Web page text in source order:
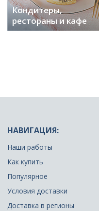
Кондитеры,
рестораны и кафе
НАВИГАЦИЯ:
Наши работы
Как купить
Популярное
Условия доставки
Доставка в регионы